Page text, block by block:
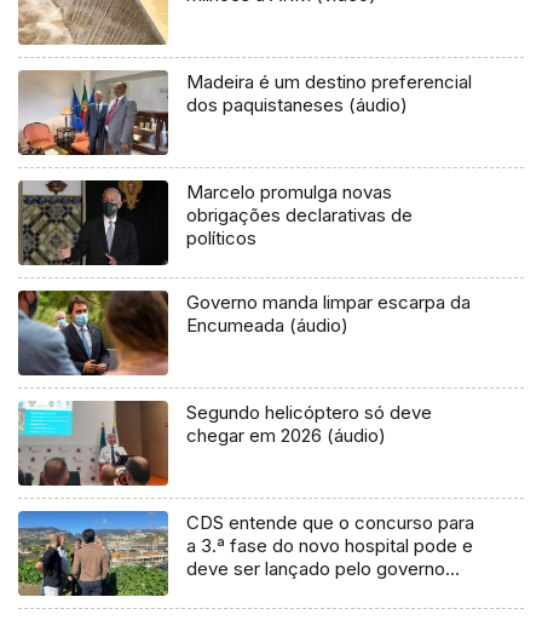
Madeira é um destino preferencial
dos paquistaneses (áudio)
Marcelo promulga novas
obrigações declarativas de
políticos
Governo manda limpar escarpa da
Encumeada (áudio)
Segundo helicóptero só deve
chegar em 2026 (áudio)
CDS entende que o concurso para
a 3.ª fase do novo hospital pode e
deve ser lançado pelo governo